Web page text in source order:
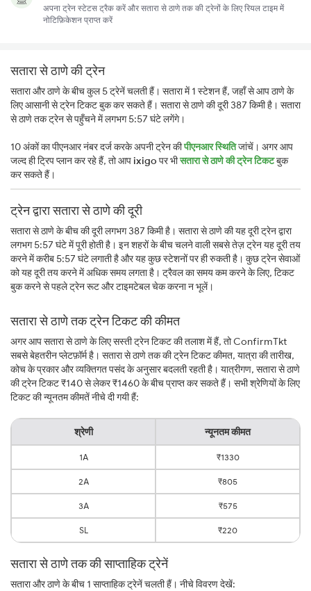
अपना ट्रेन स्टेटस ट्रैक करें और सतारा से ठाणे तक की ट्रेनों के लिए रियल टाइम में
नोटिफ़िकेशन प्राप्त करें
सतारा से ठाणे की ट्रेन
सतारा और ठाणे के बीच कुल 5 ट्रेनें चलती हैं। सतारा में 1 स्टेशन हैं, जहाँ से आप ठाणे के
लिए आसानी से ट्रेन टिकट बुक कर सकते हैं। सतारा से ठाणे की दूरी 387 किमी है। सतारा
से ठाणे तक ट्रेन से पहुँचने में लगभग 5:57 घंटे लगेंगे।
10 अंकों का पीएनआर नंबर दर्ज करके अपनी ट्रेन कीपीएनआर स्थितिजांचें। अगर आप
जल्द ही ट्रिप प्लान कर रहे हैं, तो आपixigoपर भीसतारा से ठाणे की ट्रेन टिकटबुक
कर सकते हैं।
ट्रेन द्वारा सतारा से ठाणे की दूरी
सतारा से ठाणे के बीच की दूरी लगभग 387 किमी है। सतारा से ठाणे की यह दूरी ट्रेन द्वारा
लगभग 5:57 घंटे में पूरी होती है। इन शहरों के बीच चलने वाली सबसे तेज़ ट्रेन यह दूरी तय
करने में करीब 5:57 घंटे लगाती है और यह कुछ स्टेशनों पर ही रुकती है। कुछ ट्रेन सेवाओं
को यह दूरी तय करने में अधिक समय लगता है। ट्रैवल का समय कम करने के लिए, टिकट
बुक करने से पहले ट्रेन रूट और टाइमटेबल चेक करना न भूलें।
सतारा से ठाणे तक ट्रेन टिकट की कीमत
अगर आप सतारा से ठाणे के लिए सस्ती ट्रेन टिकट की तलाश में हैं, तो ConfirmTkt
सबसे बेहतरीन प्लेटफ़ॉर्म है। सतारा से ठाणे तक की ट्रेन टिकट कीमत, यात्रा की तारीख,
कोच के प्रकार और व्यक्तिगत पसंद के अनुसार बदलती रहती है। यात्रीगण, सतारा से ठाणे
की ट्रेन टिकट ₹140 से लेकर ₹1460 के बीच प्राप्त कर सकते हैं। सभी श्रेणियों के लिए
टिकट की न्यूनतम कीमतें नीचे दी गयी हैं:
श्रेणी न्यूनतम कीमत
1A ₹1330
2A ₹805
3A ₹575
SL ₹220
सतारा से ठाणे तक की साप्ताहिक ट्रेनें
सतारा और ठाणे के बीच 1 साप्ताहिक ट्रेनें चलती हैं। नीचे विवरण देखें: